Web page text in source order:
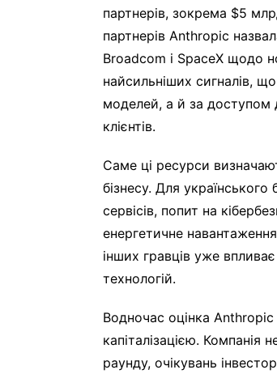
партнерів, зокрема $5
партнерів Anthropic
Broadcom і SpaceX щодо
найсильніших сигналів,
моделей, а й за доступом
клієнтів.
Саме ці ресурси
бізнесу. Для
сервісів, попит на
енергетичне
інших гравців уже
технологій.
Водночас оцінка
капіталізацією. Компанія
раунду, очікувань